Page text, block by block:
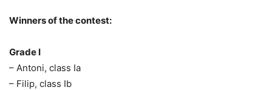
Winners of the contest:
Grade I
– Antoni, class Ia
– Filip, class Ib